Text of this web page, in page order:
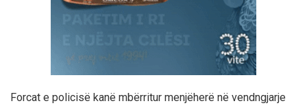
Forcat e policisë kanë mbërritur menjëherë në vendngjarje